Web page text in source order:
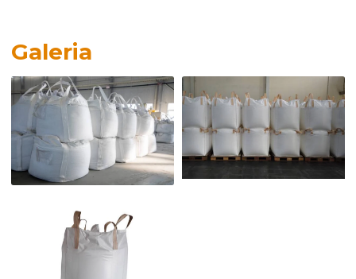
Galeria